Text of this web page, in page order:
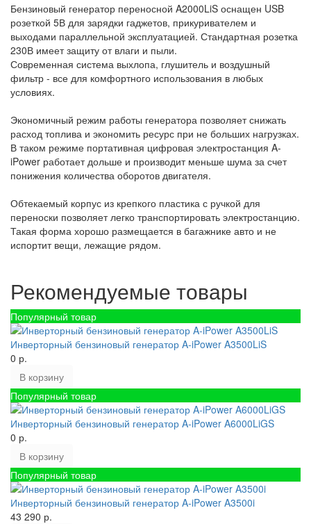
Бензиновый генератор переносной A2000LiS оснащен USB
розеткой 5В для зарядки гаджетов, прикуривателем и
выходами параллельной эксплуатацией. Стандартная розетка
230В имеет защиту от влаги и пыли.
Современная система выхлопа, глушитель и воздушный
фильтр - все для комфортного использования в любых
условиях.
Экономичный режим работы генератора позволяет снижать
расход топлива и экономить ресурс при не больших нагрузках.
В таком режиме портативная цифровая электростанция A-
iPower работает дольше и производит меньше шума за счет
понижения количества оборотов двигателя.
Обтекаемый корпус из крепкого пластика с ручкой для
переноски позволяет легко транспортировать электростанцию.
Такая форма хорошо размещается в багажнике авто и не
испортит вещи, лежащие рядом.
Рекомендуемые товары
Популярный товар
Инверторный бензиновый генератор A-iPower A3500LiS
0 р.
В корзину
Популярный товар
Инверторный бензиновый генератор A-iPower A6000LiGS
0 р.
В корзину
Популярный товар
Инверторный бензиновый генератор A-iPower A3500i
43 290 р.